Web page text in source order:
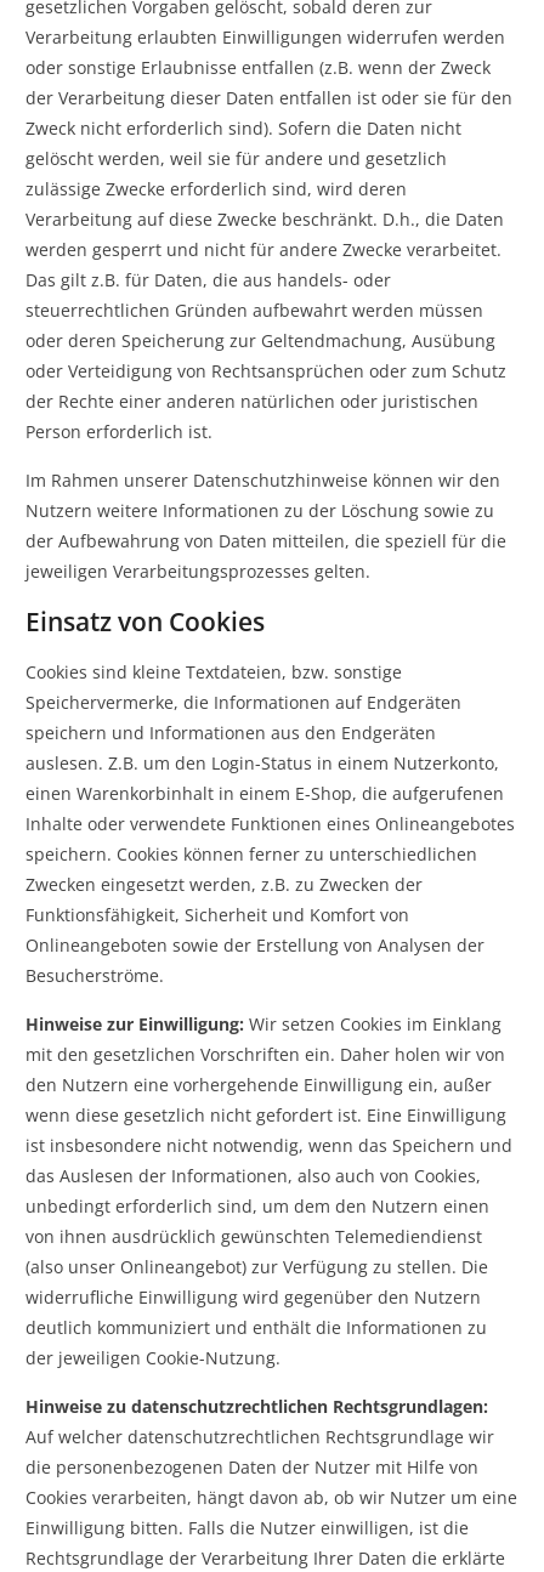
gesetzlichen Vorgaben gelöscht, sobald deren zur
Verarbeitung erlaubten Einwilligungen widerrufen werden
oder sonstige Erlaubnisse entfallen (z.B. wenn der Zweck
der Verarbeitung dieser Daten entfallen ist oder sie für den
Zweck nicht erforderlich sind). Sofern die Daten nicht
gelöscht werden, weil sie für andere und gesetzlich
zulässige Zwecke erforderlich sind, wird deren
Verarbeitung auf diese Zwecke beschränkt. D.h., die Daten
werden gesperrt und nicht für andere Zwecke verarbeitet.
Das gilt z.B. für Daten, die aus handels- oder
steuerrechtlichen Gründen aufbewahrt werden müssen
oder deren Speicherung zur Geltendmachung, Ausübung
oder Verteidigung von Rechtsansprüchen oder zum Schutz
der Rechte einer anderen natürlichen oder juristischen
Person erforderlich ist.
Im Rahmen unserer Datenschutzhinweise können wir den
Nutzern weitere Informationen zu der Löschung sowie zu
der Aufbewahrung von Daten mitteilen, die speziell für die
jeweiligen Verarbeitungsprozesses gelten.
Einsatz von Cookies
Cookies sind kleine Textdateien, bzw. sonstige
Speichervermerke, die Informationen auf Endgeräten
speichern und Informationen aus den Endgeräten
auslesen. Z.B. um den Login-Status in einem Nutzerkonto,
einen Warenkorbinhalt in einem E-Shop, die aufgerufenen
Inhalte oder verwendete Funktionen eines Onlineangebotes
speichern. Cookies können ferner zu unterschiedlichen
Zwecken eingesetzt werden, z.B. zu Zwecken der
Funktionsfähigkeit, Sicherheit und Komfort von
Onlineangeboten sowie der Erstellung von Analysen der
Besucherströme.
Hinweise zur Einwilligung:Wir setzen Cookies im Einklang
mit den gesetzlichen Vorschriften ein. Daher holen wir von
den Nutzern eine vorhergehende Einwilligung ein, außer
wenn diese gesetzlich nicht gefordert ist. Eine Einwilligung
ist insbesondere nicht notwendig, wenn das Speichern und
das Auslesen der Informationen, also auch von Cookies,
unbedingt erforderlich sind, um dem den Nutzern einen
von ihnen ausdrücklich gewünschten Telemediendienst
(also unser Onlineangebot) zur Verfügung zu stellen. Die
widerrufliche Einwilligung wird gegenüber den Nutzern
deutlich kommuniziert und enthält die Informationen zu
der jeweiligen Cookie-Nutzung.
Hinweise zu datenschutzrechtlichen Rechtsgrundlagen:
Auf welcher datenschutzrechtlichen Rechtsgrundlage wir
die personenbezogenen Daten der Nutzer mit Hilfe von
Cookies verarbeiten, hängt davon ab, ob wir Nutzer um eine
Einwilligung bitten. Falls die Nutzer einwilligen, ist die
Rechtsgrundlage der Verarbeitung Ihrer Daten die erklärte